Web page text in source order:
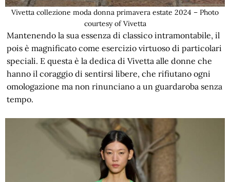
Vivetta collezione moda donna primavera estate 2024 – Photo
courtesy of Vivetta
Mantenendo la sua essenza di classico intramontabile, il
pois è magnificato come esercizio virtuoso di particolari
speciali. E questa è la dedica di Vivetta alle donne che
hanno il coraggio di sentirsi libere, che rifiutano ogni
omologazione ma non rinunciano a un guardaroba senza
tempo.